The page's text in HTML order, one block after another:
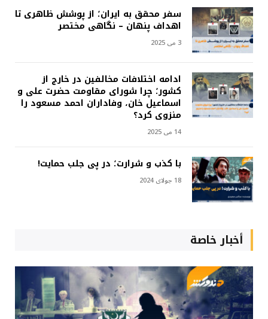
سفر محقق به ایران؛ از پوشش ظاهری تا
اهداف پنهان – نگاهی مختصر
3 می 2025
ادامه اختلافات مخالفین در خارج از
کشور؛ چرا شورای مقاومت حضرت علی و
اسماعیل خان، وفاداران احمد مسعود را
منزوی کرد؟
14 می 2025
با کذب و شرارت؛ در پی جلب حمایت!
18 جولای 2024
أخبار خاصة